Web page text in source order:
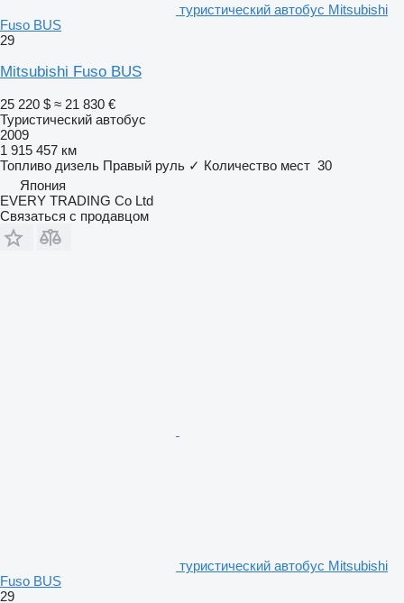
туристический автобус Mitsubishi
Fuso BUS
29
Mitsubishi Fuso BUS
25 220 $ ≈ 21 830 €
Туристический автобус
2009
1 915 457 км
Топливо дизель Правый руль ✓ Количество мест 30
Япония
EVERY TRADING Co Ltd
Связаться с продавцом
туристический автобус Mitsubishi
Fuso BUS
29